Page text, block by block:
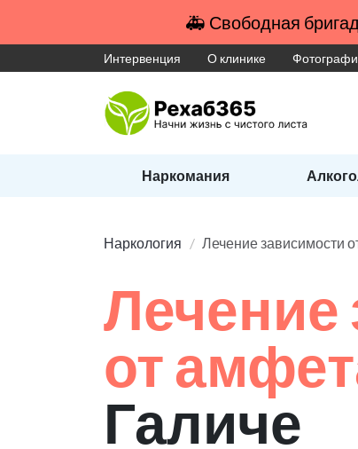
🚑 Свободная
Интервенция О клинике
Наркомания
Наркология Лечение зависимости
Лечение
от
Галиче